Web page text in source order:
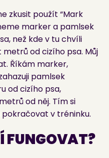
zkusit použít “Mark
marker a pamlsek
než kde v tu chvíli
od cizího psa. Můj
Říkám marker,
pamlsek
od cizího psa,
od něj. Tím si
v tréninku.
FUNGOVAT?